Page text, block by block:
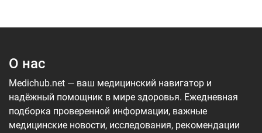
О нас
Medichub.net — ваш медицинский навигатор и
надёжный помощник в мире здоровья. Ежедневная
подборка проверенной информации, важные
медицинские новости, исследования, рекомендации